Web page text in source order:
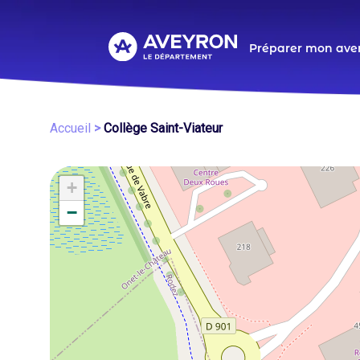
Préparer mon
Fil
Accueil Collège Saint-Viateur
+
−